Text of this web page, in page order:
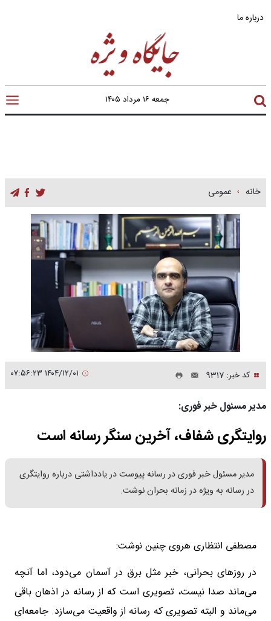
درباره ما
جمعه ۱۶ مرداد ۱۴۰۵
خانه عمومی
کد خبر: 9317
مدیر مسئول خبر فوری:
روایتگری شفاف، آخرین سنگر رسانه است
مدیر مسئول خبر فوری در رسانه پیوست در یادداشتی درباره روایتگری
در رسانه به ویژه در زمانه بحران نوشت.
مصطفی انتظاری هروی چنین نوشت:
در روزهای بحرانی، خبر مثل برق در آسمان می‌دود، اما آنچه
می‌ماند صدا نیست، تصویری است که از رسانه در اذهان باقی
می‌ماند و البته تصویری که رسانه از واقعیت می‌سازد. جامعه‌ای